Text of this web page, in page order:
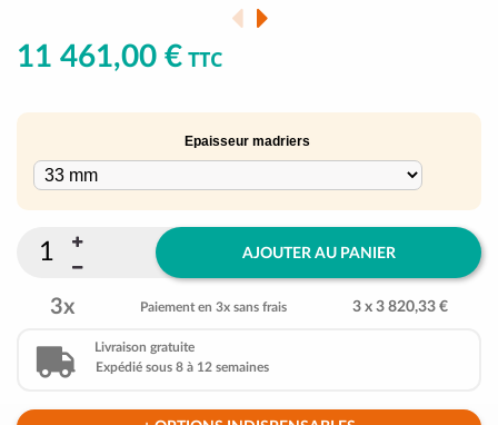
11 461,00 € TTC
Epaisseur madriers
AJOUTER AU PANIER
3x Paiement en 3x sans frais 3 x 3 820,33 €
Livraison gratuite
Expédié sous 8 à 12 semaines